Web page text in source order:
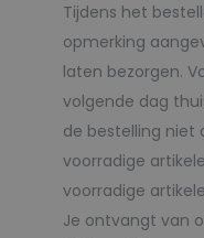
Tijdens het
opmerking
laten bezorgen.
volgende dag
de bestelling niet
voorradige
voorradige
Je ontvangt van